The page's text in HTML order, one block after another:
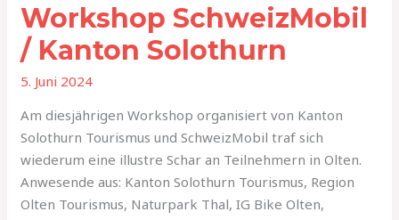
Workshop SchweizMobil
/ Kanton Solothurn
5. Juni 2024
Am diesjährigen Workshop organisiert von Kanton
Solothurn Tourismus und SchweizMobil traf sich
wiederum eine illustre Schar an Teilnehmern in Olten.
Anwesende aus: Kanton Solothurn Tourismus, Region
Olten Tourismus, Naturpark Thal, IG Bike Olten,
/
Kanton
Solothurn